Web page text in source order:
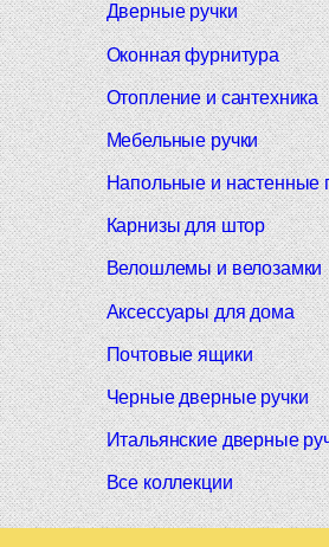
Дверные ручки
Оконная фурнитура
Отопление и сантехника
Мебельные ручки
Напольные и настенные
Карнизы для штор
Велошлемы и велозамки
Аксессуары для дома
Почтовые ящики
Черные дверные ручки
Итальянские дверные
Все коллекции